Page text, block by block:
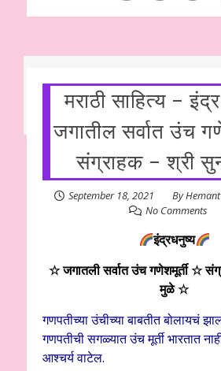
मराठी साहित्य –
जगातील सर्वात उंच
संग्राहक – श्री
September 18, 2021 By
No Comments
इंद्रधनुष्य
☆ जगातली सर्वात उंच गणेशमूर्ती☆
मुळे ☆
गणपतीच्या उंचीच्या बाबतीत बोलायचं
गणपतीची सगळ्यात उंच मूर्ती भारतात
आश्चर्य वाटेल.